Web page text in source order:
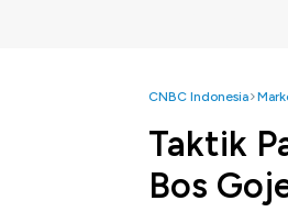
CNBC Indonesia
Taktik
Bos